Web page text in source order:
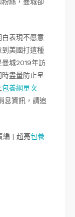
表現不愿意
美國打這種
城2019年訪
盡量防止呈
包養網單次
息資訊，請追
編 | 趙亮包養